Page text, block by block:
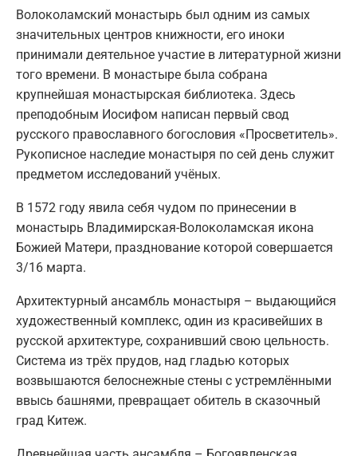
Волоколамский монастырь был одним из самых
значительных центров книжности, его иноки
принимали деятельное участие в литературной жизни
того времени. В монастыре была собрана
крупнейшая монастырская библиотека. Здесь
преподобным Иосифом написан первый свод
русского православного богословия «Просветитель».
Рукописное наследие монастыря по сей день служит
предметом исследований учёных.
В 1572 году явила себя чудом по принесении в
монастырь Владимирская-Волоколамская икона
Божией Матери, празднование которой совершается
3/16 марта.
Архитектурный ансамбль монастыря – выдающийся
художественный комплекс, один из красивейших в
русской архитектуре, сохранивший свою цельность.
Система из трёх прудов, над гладью которых
возвышаются белоснежные стены с устремлёнными
ввысь башнями, превращает обитель в сказочный
град Китеж.